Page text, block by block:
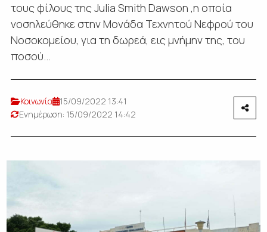
τους φίλους της Julia Smith Dawson ,η οποία
νοσηλεύθηκε στην Μονάδα Τεχνητού Νεφρού του
Νοσοκομείου, για τη δωρεά, εις μνήμην της, του
ποσού...
Κοινωνία
15/09/2022 13:41
Ενημέρωση: 15/09/2022 14:42